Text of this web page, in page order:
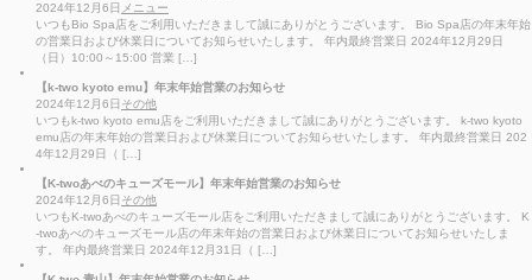
2024年12月6日 メニュー
いつもBio Spa店をご利用いただきまして誠にありがとうございます。 Bio Spa店の年末年始
の営業日および休業日についてお知らせいたします。 年内最終営業日 2024年12月29日
（日）10:00～15:00 営業 […]
【k-two kyoto emu】年末年始営業のお知らせ
2024年12月6日 その他
いつもk-two kyoto emu店をご利用いただきまして誠にありがとうございます。 k-two kyoto
emu店の年末年始の営業日および休業日についてお知らせいたします。 年内最終営業日 202
4年12月29日（ […]
【K-twoあべのキューズモール】年末年始営業のお知らせ
2024年12月6日 その他
いつもK-twoあべのキューズモール店をご利用いただきまして誠にありがとうございます。 K
-twoあべのキューズモール店の年末年始の営業日および休業日についてお知らせいたしま
す。 年内最終営業日 2024年12月31日（ […]